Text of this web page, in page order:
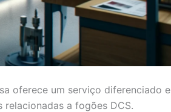
oferece um serviço diferenciado e
a fogões DCS.